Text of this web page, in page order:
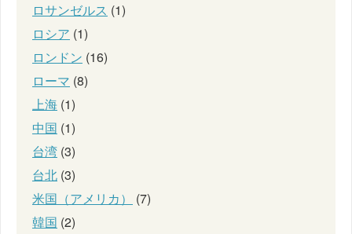
ロサンゼルス (1)
ロシア (1)
ロンドン (16)
ローマ (8)
上海 (1)
中国 (1)
台湾 (3)
台北 (3)
米国（アメリカ）
(7)
韓国 (2)